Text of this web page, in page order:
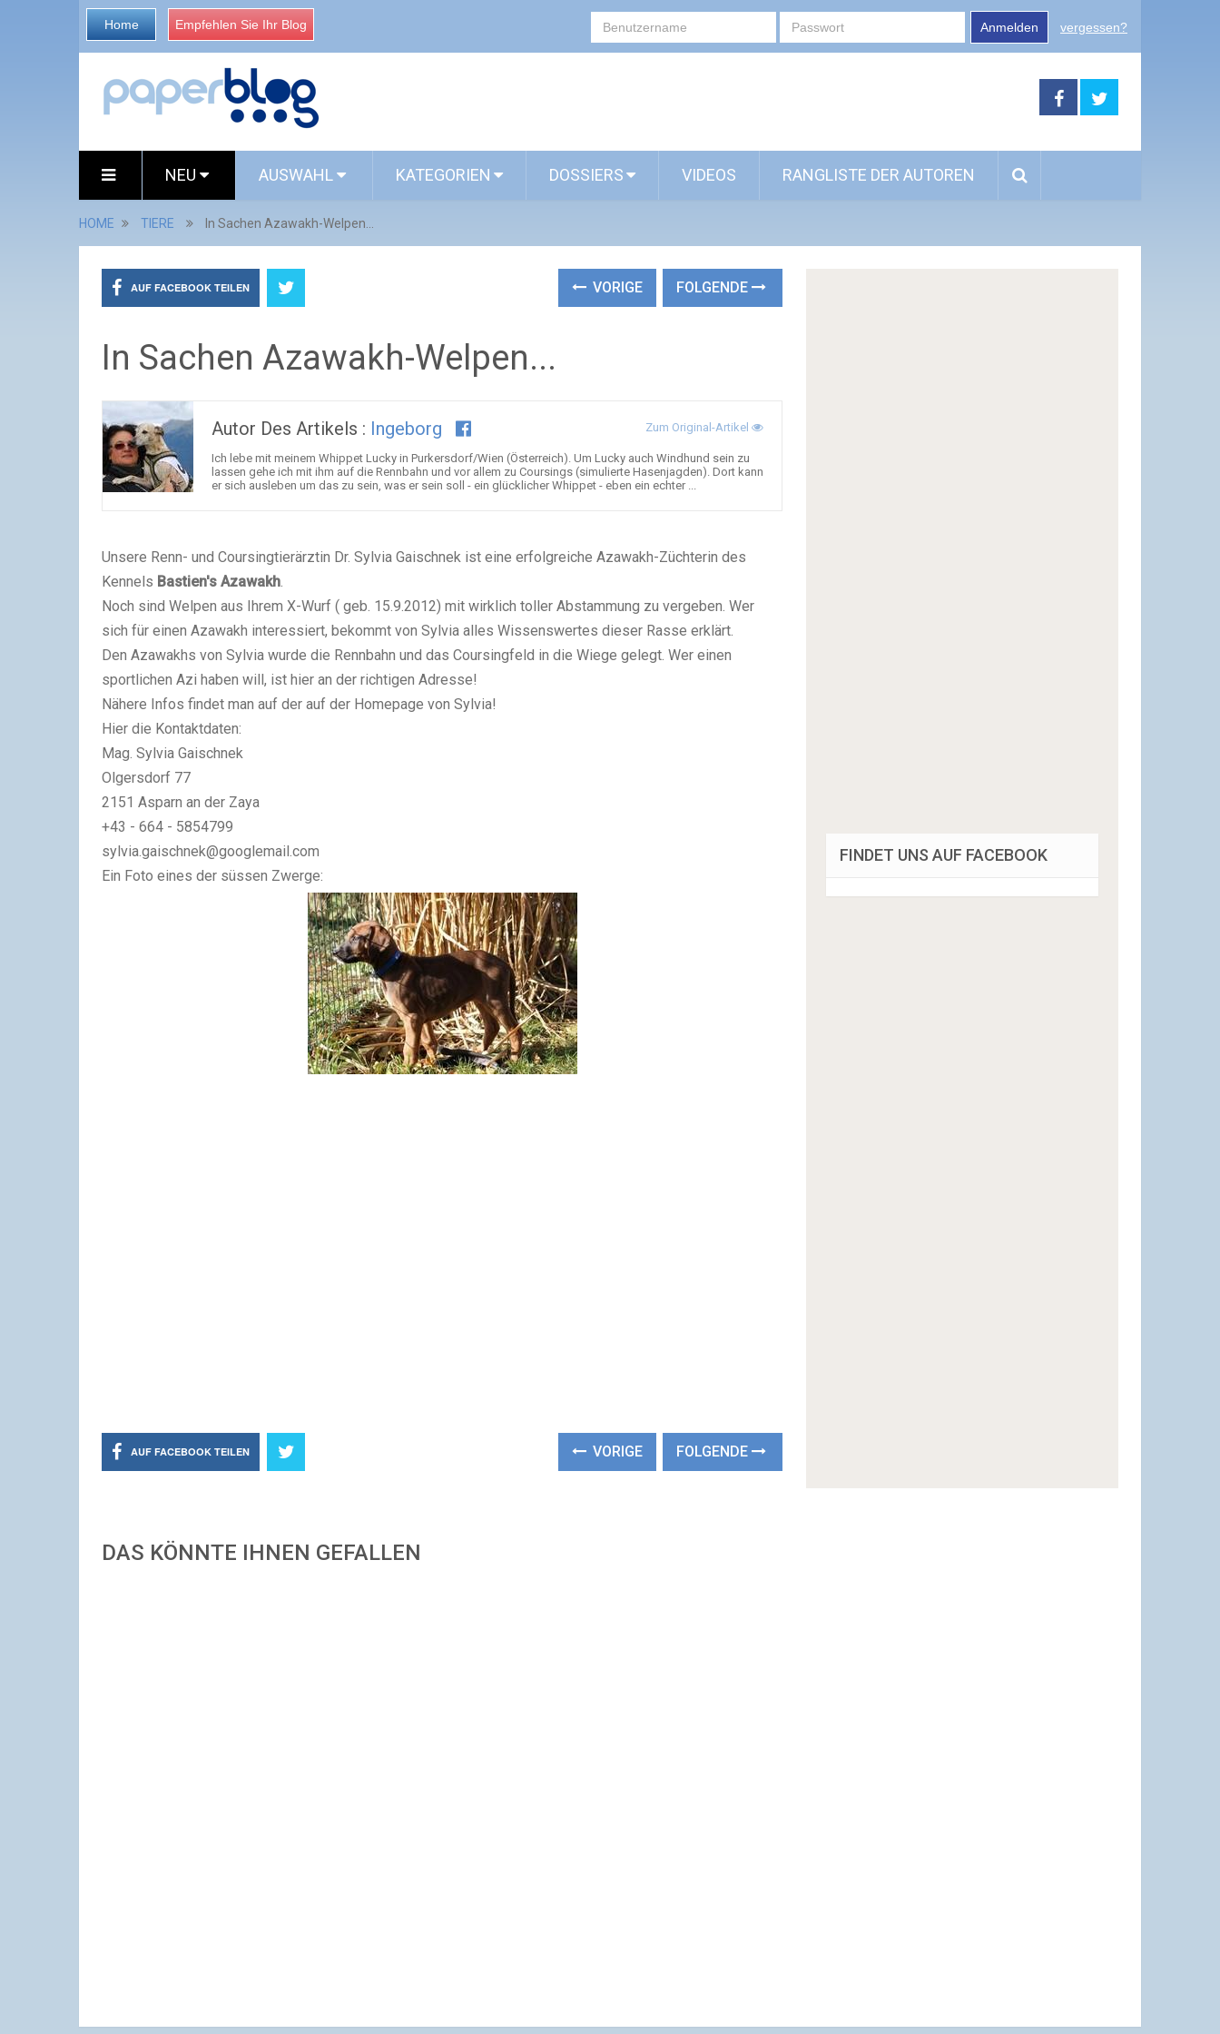
Home Empfehlen Sie Ihr Blog Anmelden vergessen?
NEU AUSWAHL KATEGORIEN DOSSIERS VIDEOS RANGLISTE DER AUTOREN
HOME TIERE In Sachen Azawakh-Welpen...
AUF FACEBOOK TEILEN VORIGE FOLGENDE
In Sachen Azawakh-Welpen...
Autor Des Artikels : Ingeborg Zum Original-Artikel
Ich lebe mit meinem Whippet Lucky in Purkersdorf/Wien (Österreich). Um Lucky auch Windhund sein zu
lassen gehe ich mit ihm auf die Rennbahn und vor allem zu Coursings (simulierte Hasenjagden). Dort kann
er sich ausleben um das zu sein, was er sein soll - ein glücklicher Whippet - eben ein echter ...
Unsere Renn- und Coursingtierärztin Dr. Sylvia Gaischnek ist eine erfolgreiche Azawakh-Züchterin des
Kennels Bastien's Azawakh.
Noch sind Welpen aus Ihrem X-Wurf ( geb. 15.9.2012) mit wirklich toller Abstammung zu vergeben. Wer
sich für einen Azawakh interessiert, bekommt von Sylvia alles Wissenswertes dieser Rasse erklärt.
Den Azawakhs von Sylvia wurde die Rennbahn und das Coursingfeld in die Wiege gelegt. Wer einen
sportlichen Azi haben will, ist hier an der richtigen Adresse!
Nähere Infos findet man auf der auf der Homepage von Sylvia!
Hier die Kontaktdaten:
Mag. Sylvia Gaischnek
Olgersdorf 77
2151 Asparn an der Zaya
+43 - 664 - 5854799
sylvia.gaischnek@googlemail.com
Ein Foto eines der süssen Zwerge:
AUF FACEBOOK TEILEN VORIGE FOLGENDE
DAS KÖNNTE IHNEN GEFALLEN
FINDET UNS AUF FACEBOOK